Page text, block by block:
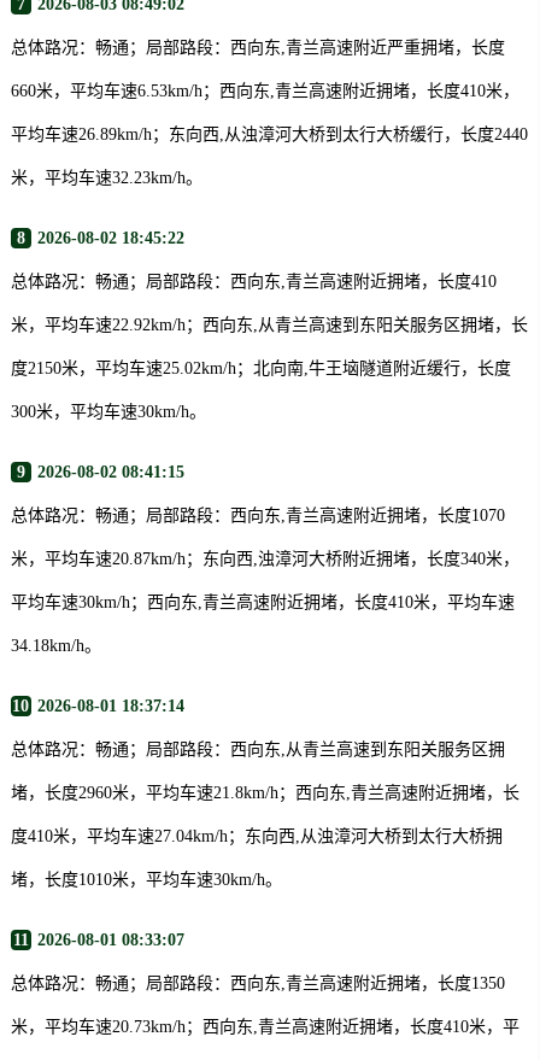
7 2026-08-03 08:49:02
总体路况：畅通；局部路段：西向东,青兰高速附近严重拥堵，长度
660米，平均车速6.53km/h；西向东,青兰高速附近拥堵，长度410米，
平均车速26.89km/h；东向西,从浊漳河大桥到太行大桥缓行，长度2440
米，平均车速32.23km/h。
8 2026-08-02 18:45:22
总体路况：畅通；局部路段：西向东,青兰高速附近拥堵，长度410
米，平均车速22.92km/h；西向东,从青兰高速到东阳关服务区拥堵，长
度2150米，平均车速25.02km/h；北向南,牛王垴隧道附近缓行，长度
300米，平均车速30km/h。
9 2026-08-02 08:41:15
总体路况：畅通；局部路段：西向东,青兰高速附近拥堵，长度1070
米，平均车速20.87km/h；东向西,浊漳河大桥附近拥堵，长度340米，
平均车速30km/h；西向东,青兰高速附近拥堵，长度410米，平均车速
34.18km/h。
10 2026-08-01 18:37:14
总体路况：畅通；局部路段：西向东,从青兰高速到东阳关服务区拥
堵，长度2960米，平均车速21.8km/h；西向东,青兰高速附近拥堵，长
度410米，平均车速27.04km/h；东向西,从浊漳河大桥到太行大桥拥
堵，长度1010米，平均车速30km/h。
11 2026-08-01 08:33:07
总体路况：畅通；局部路段：西向东,青兰高速附近拥堵，长度1350
米，平均车速20.73km/h；西向东,青兰高速附近拥堵，长度410米，平